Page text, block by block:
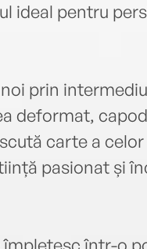
ideal pentru
prin
deformat,
carte a
pasionat și